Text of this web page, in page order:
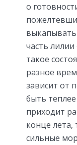
о
выкапывать
часть
такое
разное
зависит от
быть теплее
приходит
конце лета,
сильные